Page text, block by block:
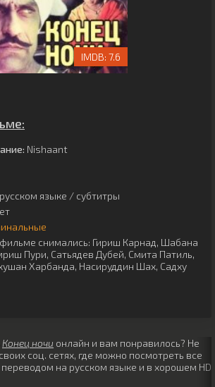
7.6
Nishaant
языке / субтитры
снимались: Гириш Карнад, Шабана
Пури, Сатьядев Дубей, Смита Патиль,
Харбанда, Насируддин Шах, Садху
Конец ночи онлайн и вам понравилось? Не
соц. сетях, где можно посмотреть все
на русском языке и в хорошем HD